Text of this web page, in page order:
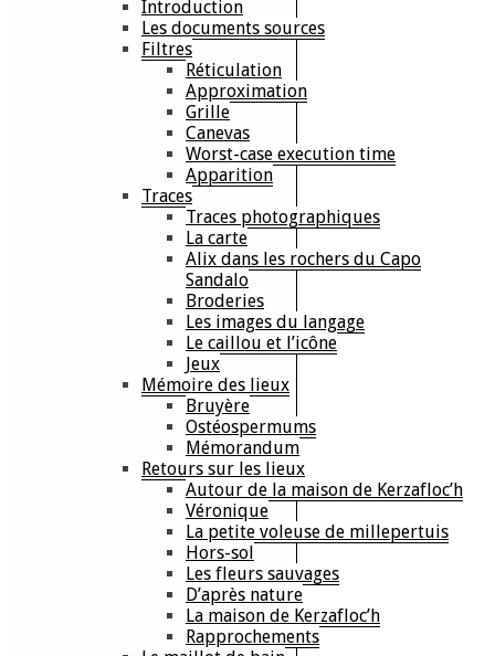
Introduction
Les documents sources
Filtres
Réticulation
Approximation
Grille
Canevas
Worst-case execution time
Apparition
Traces
Traces photographiques
La carte
Alix dans les rochers du Capo
Sandalo
Broderies
Les images du langage
Le caillou et l’icône
Jeux
Mémoire des lieux
Bruyère
Ostéospermums
Mémorandum
Retours sur les lieux
Autour de la maison de Kerzafloc’h
Véronique
La petite voleuse de millepertuis
Hors-sol
Les fleurs sauvages
D’après nature
La maison de Kerzafloc’h
Rapprochements